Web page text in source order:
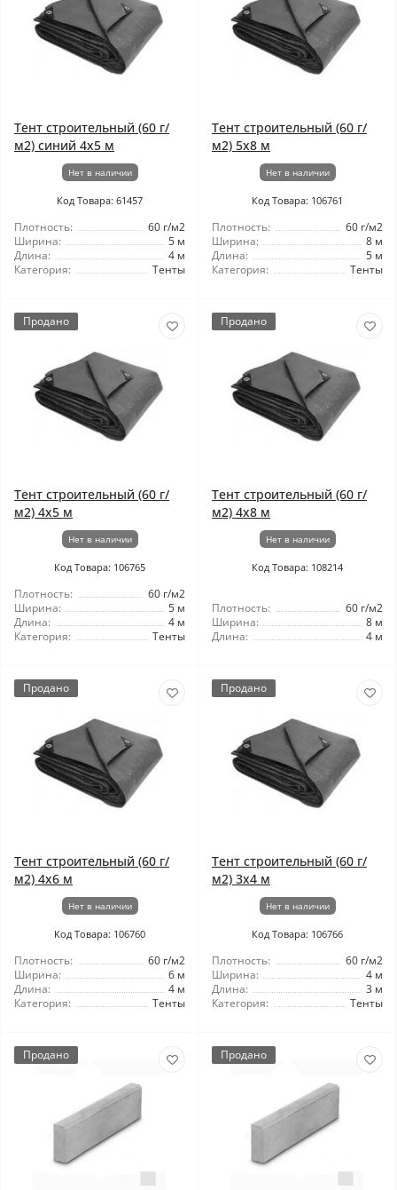
Тент строительный (60 г/
м2) синий 4х5 м
Нет в наличии
Код Товара: 61457
Плотность:
60 г/м2
Ширина:
5 м
Длина:
4 м
Категория:
Тенты
Тент строительный (60 г/
м2) 5x8 м
Нет в наличии
Код Товара: 106761
Плотность:
60 г/м2
Ширина:
8 м
Длина:
5 м
Категория:
Тенты
Продано
Тент строительный (60 г/
м2) 4х5 м
Нет в наличии
Код Товара: 106765
Плотность:
60 г/м2
Ширина:
5 м
Длина:
4 м
Категория:
Тенты
Продано
Тент строительный (60 г/
м2) 4x8 м
Нет в наличии
Код Товара: 108214
Плотность:
60 г/м2
Ширина:
8 м
Длина:
4 м
Продано
Тент строительный (60 г/
м2) 4x6 м
Нет в наличии
Код Товара: 106760
Плотность:
60 г/м2
Ширина:
6 м
Длина:
4 м
Категория:
Тенты
Продано
Тент строительный (60 г/
м2) 3х4 м
Нет в наличии
Код Товара: 106766
Плотность:
60 г/м2
Ширина:
4 м
Длина:
3 м
Категория:
Тенты
Продано Продано